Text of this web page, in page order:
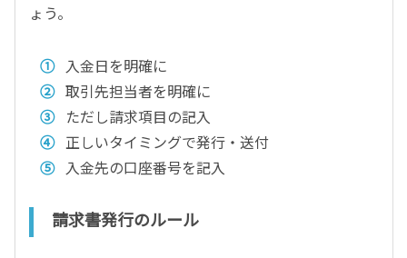
ょう。
入金日を明確に
取引先担当者を明確に
ただし請求項目の記入
正しいタイミングで発行・送付
入金先の口座番号を記入
請求書発行のルール